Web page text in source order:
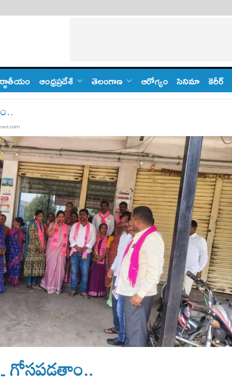
ఆంధ్ర‌ప్ర‌దేశ్ తెలంగాణ‌ ఆరోగ్యం సినిమా కెరీర్